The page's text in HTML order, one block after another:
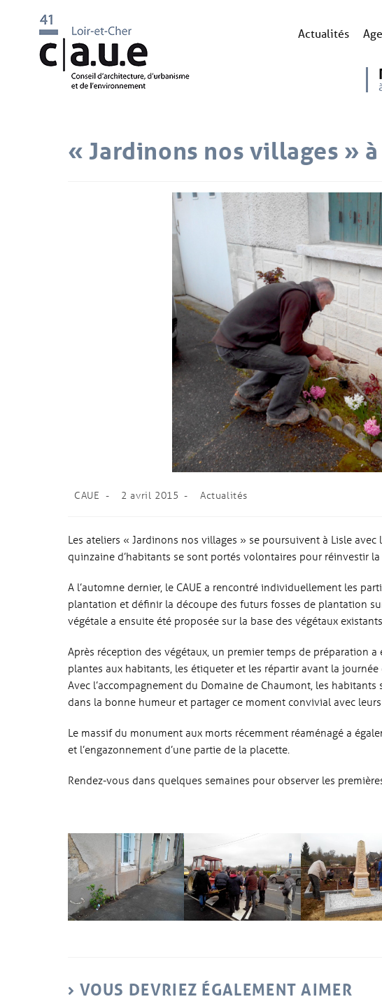
Actualités
« Jardinons nos villages »
CAUE 2 avril 2015 Actualités
Les ateliers « Jardinons nos villages » se poursuivent à Lisle
quinzaine d’habitants se sont portés volontaires pour réinvestir
A l’automne dernier, le CAUE a rencontré individuellement les
plantation et définir la découpe des futurs fosses de plantation
végétale a ensuite été proposée sur la base des végétaux
Après réception des végétaux, un premier temps de préparation
plantes aux habitants, les étiqueter et les répartir avant la
Avec l’accompagnement du Domaine de Chaumont, les
dans la bonne humeur et partager ce moment convivial avec
Le massif du monument aux morts récemment réaménagé a
et l’engazonnement d’une partie de la placette.
Rendez-vous dans quelques semaines pour observer les
VOUS DEVRIEZ ÉGALEMENT AIMER